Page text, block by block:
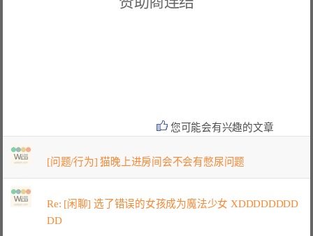
您可能会有兴趣的文章
[问题/行为] 猫晚上进房间会不会有憋尿问题
Re: [闲聊] 选了错误的女孩成为魔法少女 XDDDDDDDD
DD